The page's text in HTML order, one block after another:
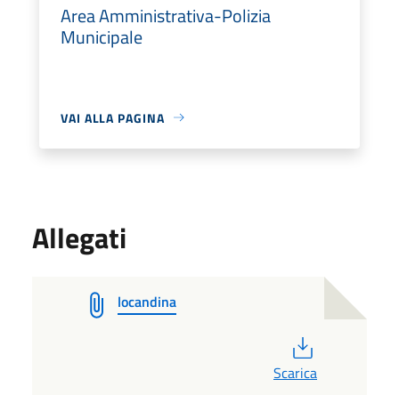
Area Amministrativa-Polizia
Municipale
VAI ALLA PAGINA
Allegati
locandina
Scarica